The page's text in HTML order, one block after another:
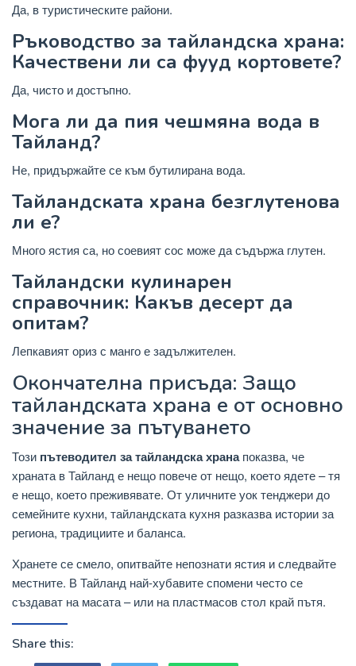
Да, в туристическите райони.
Ръководство за тайландска храна:
Качествени ли са фууд кортовете?
Да, чисто и достъпно.
Мога ли да пия чешмяна вода в
Тайланд?
Не, придържайте се към бутилирана вода.
Тайландската храна безглутенова
ли е?
Много ястия са, но соевият сос може да съдържа глутен.
Тайландски кулинарен
справочник: Какъв десерт да
опитам?
Лепкавият ориз с манго е задължителен.
Окончателна присъда: Защо
тайландската храна е от основно
значение за пътуването
Този пътеводител за тайландска хранапоказва, че
храната в Тайланд е нещо повече от нещо, което ядете – тя
е нещо, което преживявате. От уличните уок тенджери до
семейните кухни, тайландската кухня разказва истории за
региона, традициите и баланса.
Хранете се смело, опитвайте непознати ястия и следвайте
местните. В Тайланд най-хубавите спомени често се
създават на масата – или на пластмасов стол край пътя.
Share this: